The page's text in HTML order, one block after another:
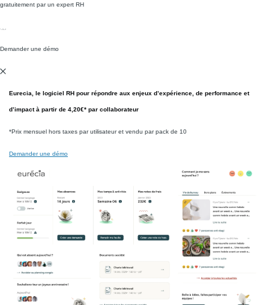
gratuitement par un expert RH
Demander une démo
Eurecia , le logiciel RH pour répondre aux enjeux d’expérience, de performance et
d’impact à partir de 4,20€* par collaborateur
*Prix mensuel hors taxes par utilisateur et vendu par pack de 10
Demander une démo